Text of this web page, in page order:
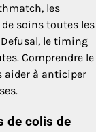
les
soins toutes les
le timing
Comprendre le
aider à anticiper
de colis de